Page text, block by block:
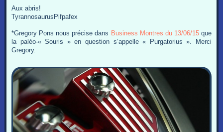
Aux abris!
TyrannosaurusPifpafex
*Gregory Pons nous précise dans Business Montres du 13/06/15que
la paléo-« Souris » en question s’appelle « Purgatorius ». Merci
Gregory.